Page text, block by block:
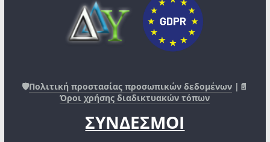
🛡️Πολιτική προστασίας προσωπικών δεδομένων |📄
Όροι χρήσης διαδικτυακών τόπων
ΣΥΝΔΕΣΜΟΙ